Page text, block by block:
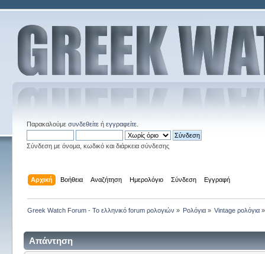
Παρακαλούμε συνδεθείτεή εγγραφείτε.
Σύνδεση με όνομα, κωδικό και διάρκεια σύνδεσης
Αρχική Βοήθεια Αναζήτηση Ημερολόγιο Σύνδεση Εγγραφή
Greek Watch Forum - Το ελληνικό forum ρολογιών » Ρολόγια » Vintage ρολόγια »
Απάντηση